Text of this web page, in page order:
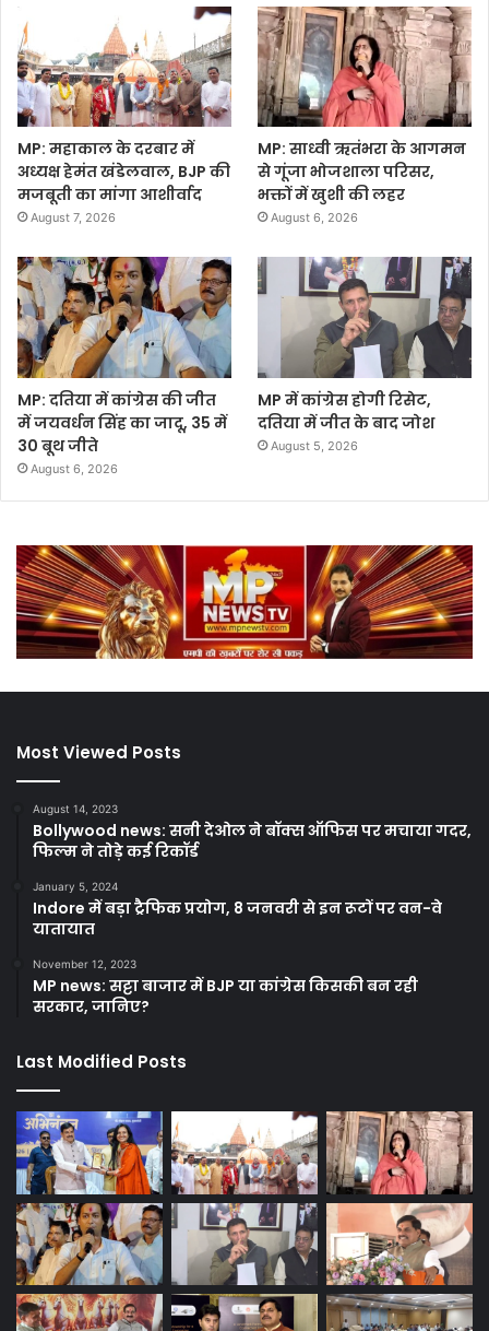
MP: महाकाल के दरबार में
अध्यक्ष हेमंत खंडेलवाल, BJP की
मजबूती का मांगा आशीर्वाद
August 7, 2026
MP: साध्वी ऋतंभरा के आगमन
से गूंजा भोजशाला परिसर,
भक्तों में खुशी की लहर
August 6, 2026
MP: दतिया में कांग्रेस की जीत
में जयवर्धन सिंह का जादू, 35 में
30 बूथ जीते
August 6, 2026
MP में कांग्रेस होगी रिसेट,
दतिया में जीत के बाद जोश
August 5, 2026
Most Viewed Posts
August 14, 2023
Bollywood news: सनी देओल ने बॉक्स ऑफिस पर मचाया गदर,
फिल्म ने तोड़े कई रिकॉर्ड
January 5, 2024
Indore में बड़ा ट्रैफिक प्रयोग, 8 जनवरी से इन रूटों पर वन-वे
यातायात
November 12, 2023
MP news: सट्टा बाजार में BJP या कांग्रेस किसकी बन रही
सरकार, जानिए?
Last Modified Posts